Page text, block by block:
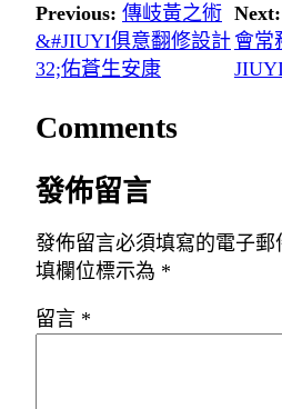
Previous: 傳岐黃之術
&#JIUYI俱意翻修設計
32;佑蒼生安康
Next:
會常
Comments
發佈留言
發佈留言必須填寫的電子郵
填欄位標示為 *
留言 *